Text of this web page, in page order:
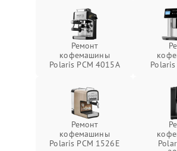
Ремонт
кофемашины
Polaris PCM 4015A
Ремонт
кофемашины
Polaris PCM 1526E